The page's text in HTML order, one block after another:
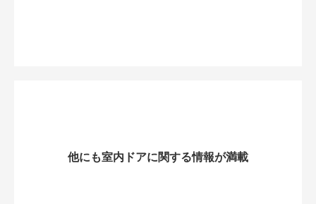
他にも室内ドアに関する情報が満載